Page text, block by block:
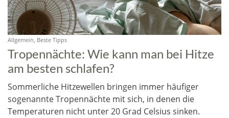
Allgemein, Beste Tipps
Tropennächte: Wie kann man bei Hitze
am besten schlafen?
Sommerliche Hitzewellen bringen immer häufiger
sogenannte Tropennächte mit sich, in denen die
Temperaturen nicht unter 20 Grad Celsius sinken.